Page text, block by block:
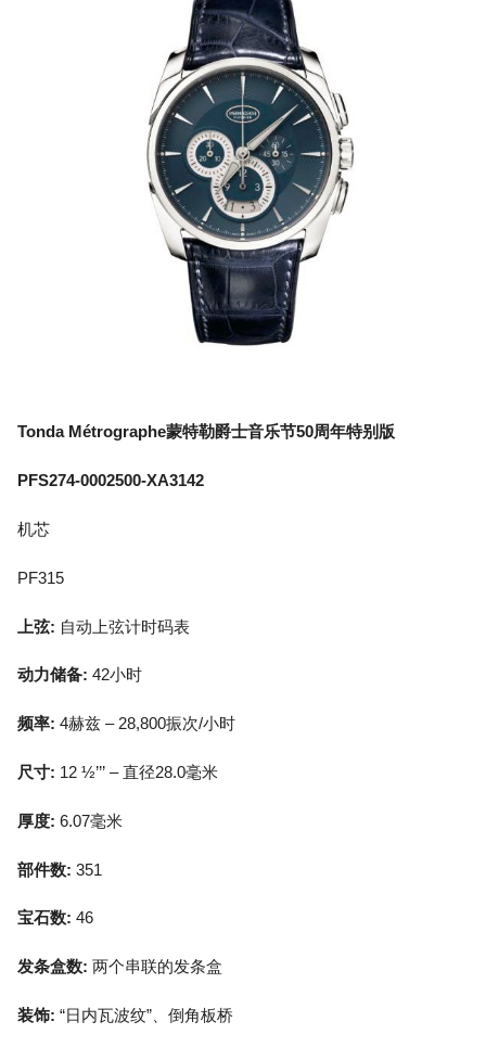
Tonda Métrographe蒙特勒爵士音乐节50周年特别版
PFS274-0002500-XA3142
机芯
PF315
上弦: 自动上弦计时码表
动力储备: 42小时
频率: 4赫兹 – 28,800振次/小时
尺寸: 12 ½’’’ – 直径28.0毫米
厚度: 6.07毫米
部件数: 351
宝石数: 46
发条盒数: 两个串联的发条盒
装饰: “日内瓦波纹”、倒角板桥